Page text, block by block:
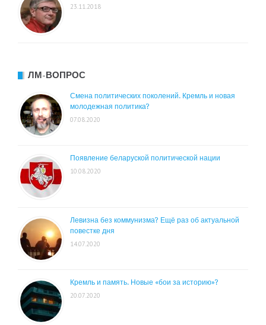
23.11.2018
ЛМ-ВОПРОС
Смена политических поколений. Кремль и новая
молодежная политика?
07.08.2020
Появление беларуской политической нации
10.08.2020
Левизна без коммунизма? Ещё раз об актуальной
повестке дня
14.07.2020
Кремль и память. Новые «бои за историю»?
20.07.2020